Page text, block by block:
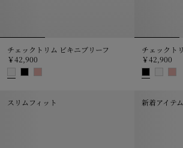
チェックトリム ビキニブリーフ
￥42,900
チェックト
￥42,900
スリムフィット 新着アイテム